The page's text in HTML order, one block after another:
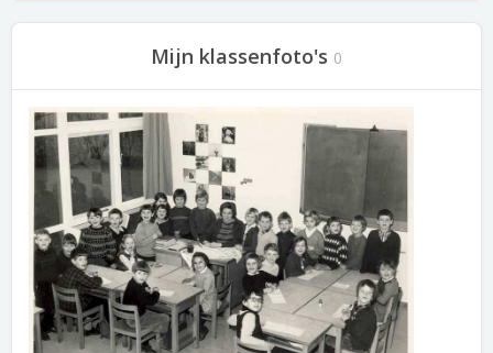
Mijn klassenfoto's 0